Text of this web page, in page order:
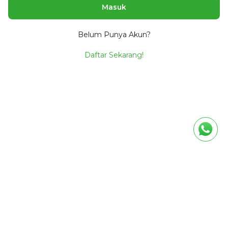
Masuk
Belum Punya Akun?
Daftar Sekarang!